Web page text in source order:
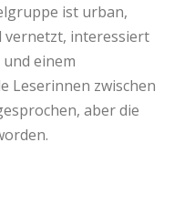
ist urban,
vernetzt, interessiert
einem
Leserinnen zwischen
aber die